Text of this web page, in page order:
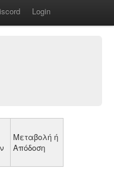
Login
Μεταβολή ή
Απόδοση